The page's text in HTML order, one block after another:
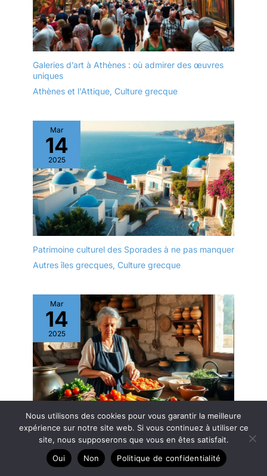
Galeries d’art à Athènes : où admirer des œuvres
uniques
Athènes et l'Attique, Culture grecque
Mar
14
2025
Patrimoine culturel des Sporades à ne pas manquer
Autres îles grecques, Culture grecque
Mar
14
2025
Île de Milos : à la recherche du plat traditionnel
local.
Autres îles grecques ,Culture grecque
Nous utilisons des cookies pour vous garantir la meilleure
expérience sur notre site web. Si vous continuez à utiliser ce
site, nous supposerons que vous en êtes satisfait.
Oui
Non Politique de confidentialité